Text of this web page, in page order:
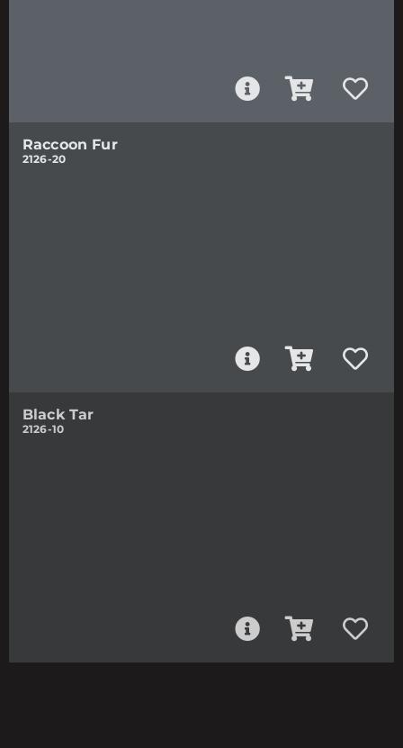
Raccoon Fur
2126-20
Black Tar
2126-10